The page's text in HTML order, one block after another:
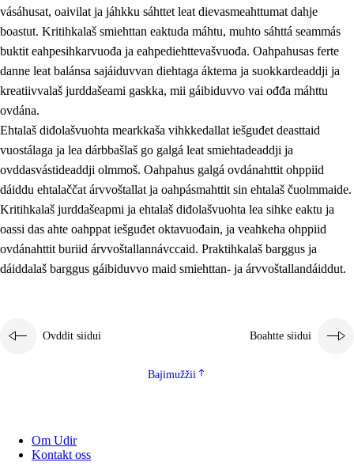
1.5 Luondduákten ja birasdiđolašvuohta
1.6 Demokratiija ja mielváikkuheapmi
vásáhusat, oaivilat ja jáhkku sáhttet leat dievasmeahttumat dahje
boastut. Kritihkalaš smiehttan eaktuda máhtu, muhto sáhttá seammás
buktit eahpesihkarvuođa ja eahpediehttevašvuođa. Oahpahusas ferte
danne leat balánsa sajáiduvvan diehtaga áktema ja suokkardeaddji ja
kreatiivvalaš jurddašeami gaskka, mii gáibiduvvo vai ođđa máhttu
ovdána.
Ehtalaš diđolašvuohta mearkkaša vihkkedallat iešguđet deasttaid
vuostálaga ja lea dárbbašlaš go galgá leat smiehtadeaddji ja
ovddasvástideaddji olmmoš. Oahpahus galgá ovdánahttit ohppiid
dáiddu ehtalaččat árvvoštallat ja oahpásmahttit sin ehtalaš čuolmmaide.
Kritihkalaš jurddašeapmi ja ehtalaš diđolašvuohta lea sihke eaktu ja
oassi das ahte oahppat iešguđet oktavuođain, ja veahkeha ohppiid
ovdánahttit buriid árvvoštallannávccaid. Praktihkalaš barggus ja
dáiddalaš barggus gáibiduvvo maid smiehttan- ja árvvoštallandáiddut.
Ovddit siidui Boahtte siidui
Bajimužžii
Om Udir
Kontakt oss